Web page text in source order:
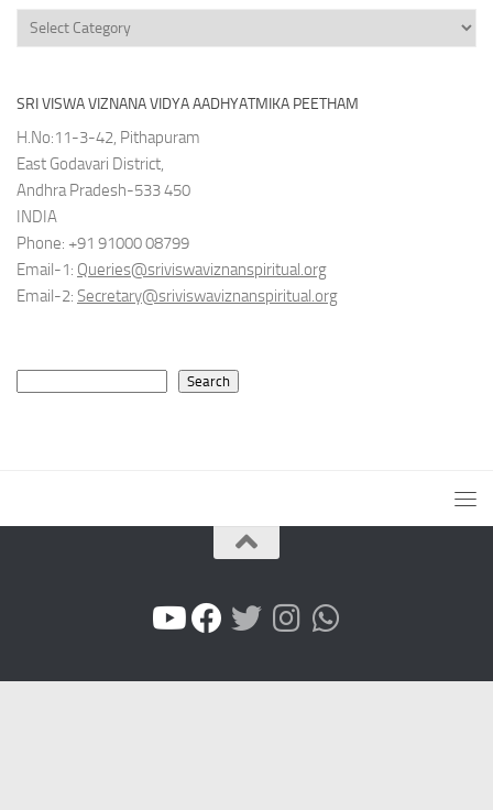
Categories
SRI VISWA VIZNANA VIDYA AADHYATMIKA PEETHAM
H.No:11-3-42, Pithapuram
East Godavari District,
Andhra Pradesh-533 450
INDIA
Phone: +91 91000 08799
Email-1: Queries@sriviswaviznanspiritual.org
Email-2: Secretary@sriviswaviznanspiritual.org
Search